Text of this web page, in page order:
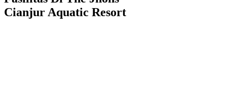
Cianjur Aquatic Resort